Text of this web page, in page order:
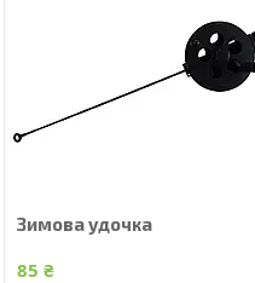
Зимова удочка
85 ₴